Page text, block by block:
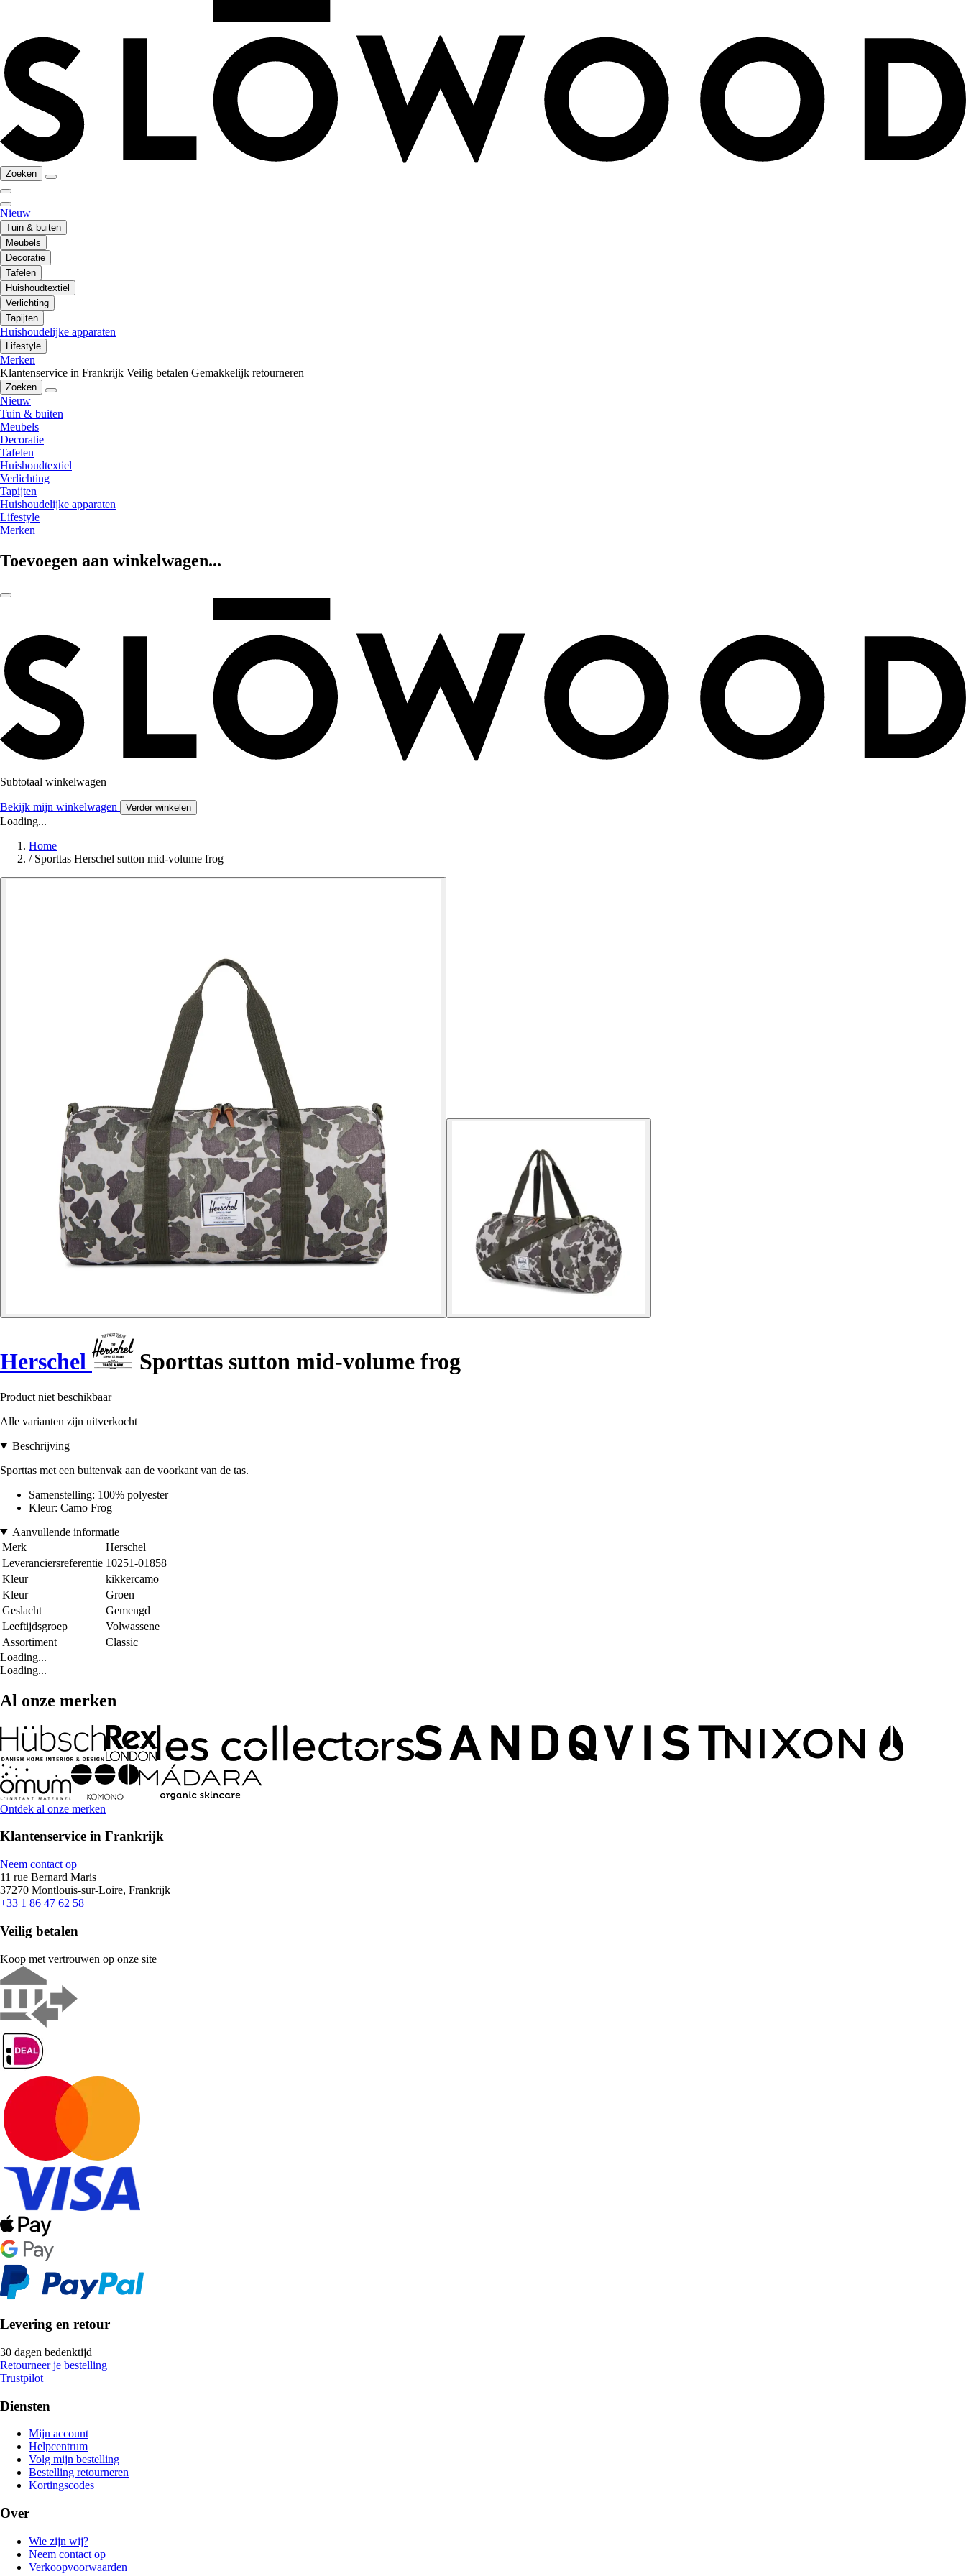
Zoeken
Nieuw
Tuin & buiten
Meubels
Decoratie
Tafelen
Huishoudtextiel
Verlichting
Tapijten
Huishoudelijke apparaten
Lifestyle
Merken
Klantenservice in Frankrijk Veilig betalen Gemakkelijk retourneren
Zoeken
Nieuw
Tuin & buiten
Meubels
Decoratie
Tafelen
Huishoudtextiel
Verlichting
Tapijten
Huishoudelijke apparaten
Lifestyle
Merken
Toevoegen aan winkelwagen...
Subtotaal winkelwagen
Bekijk mijn winkelwagen Verder winkelen
Loading...
Home
/ Sporttas Herschel sutton mid-volume frog
Herschel Sporttas sutton mid-volume frog
Product niet beschikbaar
Alle varianten zijn uitverkocht
Beschrijving
Sporttas met een buitenvak aan de voorkant van de tas.
Samenstelling: 100% polyester
Kleur: Camo Frog
Aanvullende informatie
Merk
Herschel
Leveranciersreferentie 10251-01858
Kleur
kikkercamo
Kleur
Groen
Geslacht
Gemengd
Leeftijdsgroep
Volwassene
Assortiment
Classic
Loading...
Loading...
Al onze merken
Ontdek al onze merken
Klantenservice in Frankrijk
Neem contact op
11 rue Bernard Maris
37270 Montlouis-sur-Loire, Frankrijk
+33 1 86 47 62 58
Veilig betalen
Koop met vertrouwen op onze site
Levering en retour
30 dagen bedenktijd
Retourneer je bestelling
Trustpilot
Diensten
Mijn account
Helpcentrum
Volg mijn bestelling
Bestelling retourneren
Kortingscodes
Over
Wie zijn wij?
Neem contact op
Verkoopvoorwaarden